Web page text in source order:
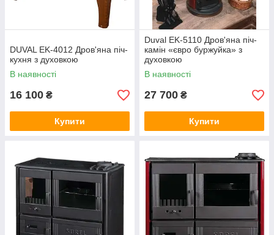
DUVAL EK-4012 Дров'яна піч-
кухня з духовкою
В наявності
16 100 ₴
Купити
Duval EK-5110 Дров'янa піч-
камін «євро буржуйка» з
духовкою
В наявності
27 700 ₴
Купити